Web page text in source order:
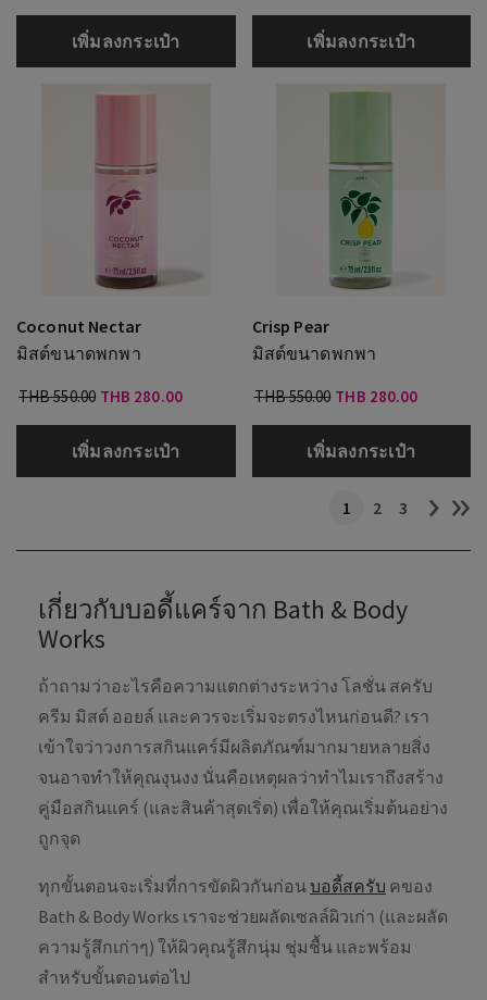
เพิ่มลงกระเป๋า เพิ่มลงกระเป๋า
Coconut Nectar
มิสต์ขนาดพกพา
THB 550.00 THB 280.00
เพิ่มลงกระเป๋า
Crisp Pear
มิสต์ขนาดพกพา
THB 550.00 THB 280.00
เพิ่มลงกระเป๋า
1 2 3
เกี่ยวกับบอดี้แคร์จาก Bath & Body
Works
ถ้าถามว่าอะไรคือความแตกต่างระหว่าง โลชั่น สครับ
ครีม มิสต์ ออยล์ และควรจะเริ่มจะตรงไหนก่อนดี? เรา
เข้าใจว่าวงการสกินแคร์มีผลิตภัณฑ์มากมายหลายสิ่ง
จนอาจทำให้คุณงุนงง นั่นคือเหตุผลว่าทำไมเราถึงสร้าง
คู่มือสกินแคร์ (และสินค้าสุดเริ่ด) เพื่อให้คุณเริ่มต้นอย่าง
ถูกจุด
ทุกขั้นตอนจะเริ่มที่การขัดผิวกันก่อนบอดี้สครับ คของ
Bath & Body Works เราจะช่วยผลัดเซลล์ผิวเก่า (และผลัด
ความรู้สึกเก่าๆ) ให้ผิวคุณรู้สึกนุ่ม ชุ่มชื้น และพร้อม
สำหรับขั้นตอนต่อไป